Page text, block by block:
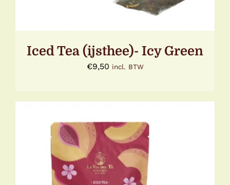
Iced Tea (ijsthee)- Icy Green
€9,50 incl. BTW